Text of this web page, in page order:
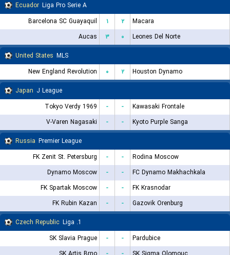
Ecuador Liga Pro Serie A
Barcelona SC Guayaquil
۱ ۲
Macara
Aucas
۳ ۰
Leones Del Norte
United States MLS
New England Revolution
۰ ۲
Houston Dynamo
Japan J League
Tokyo Verdy 1969
- -
Kawasaki Frontale
V-Varen Nagasaki
- -
Kyoto Purple Sanga
Russia Premier League
FK Zenit St. Petersburg
- -
Rodina Moscow
Dynamo Moscow
- -
FC Dynamo Makhachkala
FK Spartak Moscow
- -
FK Krasnodar
FK Rubin Kazan
- -
Gazovik Orenburg
Czech Republic
1. Liga
SK Slavia Prague
- -
Pardubice